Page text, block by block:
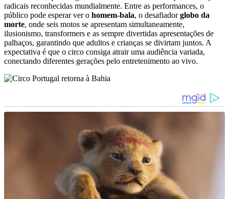
radicais reconhecidas mundialmente. Entre as performances, o
público pode esperar ver o homem-bala, o desafiadorglobo da
morte, onde seis motos se apresentam simultaneamente,
ilusionismo, transformers e as sempre divertidas apresentações de
palhaços, garantindo que adultos e crianças se divirtam juntos. A
expectativa é que o circo consiga atrair uma audiência variada,
conectando diferentes gerações pelo entretenimento ao vivo.